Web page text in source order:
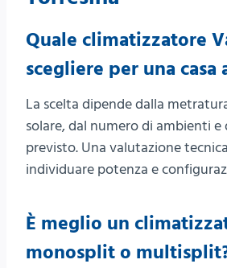
Quale climatizzatore
scegliere per una casa
La scelta dipende dalla
solare, dal numero di ambienti e
previsto. Una valutazione
individuare potenza e
È meglio un
monosplit o